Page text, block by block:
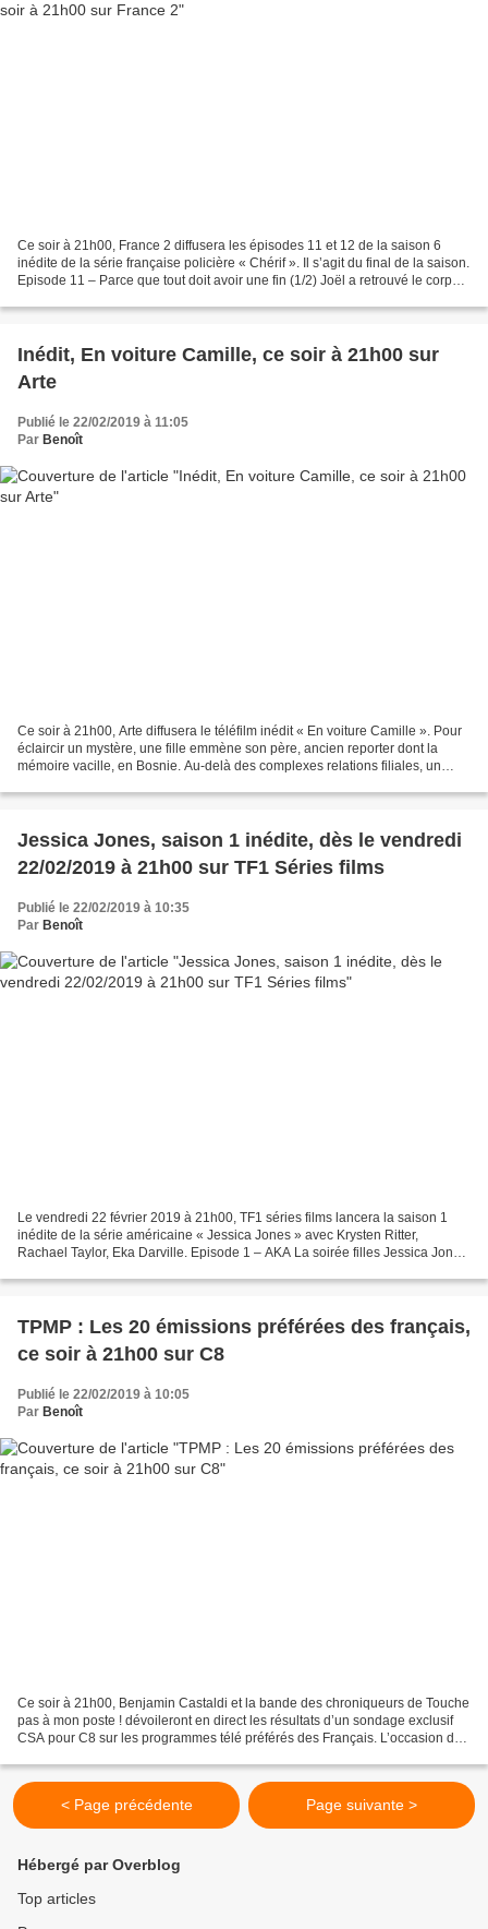
Ce soir à 21h00, France 2 diffusera les épisodes 11 et 12 de la saison 6
inédite de la série française policière « Chérif ». Il s’agit du final de la saison.
Episode 11 – Parce que tout doit avoir une fin (1/2) Joël a retrouvé le corps
Inédit, En voiture Camille, ce soir à 21h00 sur
Arte
Publié le 22/02/2019 à 11:05
Par Benoît
Ce soir à 21h00, Arte diffusera le téléfilm inédit « En voiture Camille ». Pour
éclaircir un mystère, une fille emmène son père, ancien reporter dont la
mémoire vacille, en Bosnie. Au-delà des complexes relations filiales, un
Jessica Jones, saison 1 inédite, dès le vendredi
22/02/2019 à 21h00 sur TF1 Séries films
Publié le 22/02/2019 à 10:35
Par Benoît
Le vendredi 22 février 2019 à 21h00, TF1 séries films lancera la saison 1
inédite de la série américaine « Jessica Jones » avec Krysten Ritter,
Rachael Taylor, Eka Darville. Episode 1 – AKA La soirée filles Jessica Jones
TPMP : Les 20 émissions préférées des français,
ce soir à 21h00 sur C8
Publié le 22/02/2019 à 10:05
Par Benoît
Ce soir à 21h00, Benjamin Castaldi et la bande des chroniqueurs de Touche
pas à mon poste ! dévoileront en direct les résultats d’un sondage exclusif
CSA pour C8 sur les programmes télé préférés des Français. L’occasion de
< Page précédente Page suivante >
Hébergé par Overblog
Top articles